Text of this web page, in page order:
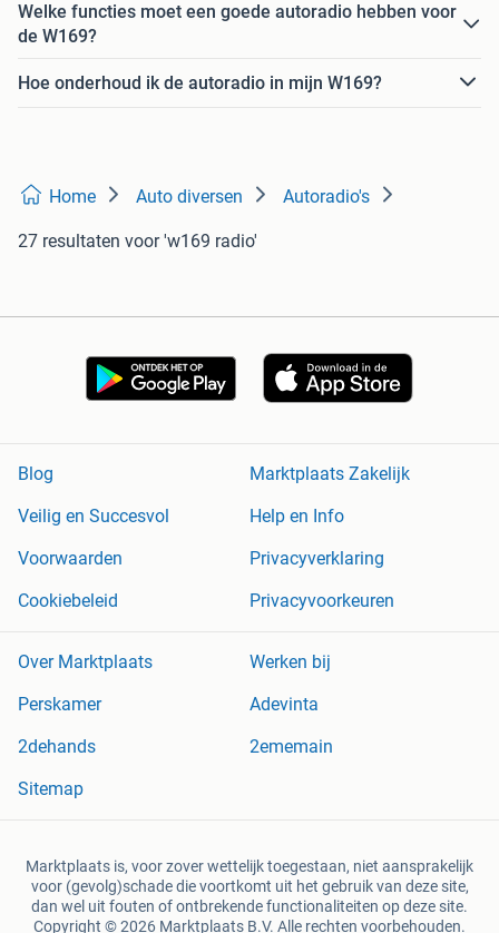
Welke functies moet een goede autoradio hebben voor
de W169?
Hoe onderhoud ik de autoradio in mijn W169?
Home Auto diversen Autoradio's
27 resultaten voor 'w169 radio'
Blog
Marktplaats Zakelijk
Veilig en Succesvol
Help en Info
Voorwaarden
Privacyverklaring
Cookiebeleid
Privacyvoorkeuren
Over Marktplaats
Werken bij
Perskamer
Adevinta
2dehands
2ememain
Sitemap
Marktplaats is, voor zover wettelijk toegestaan, niet aansprakelijk
voor (gevolg)schade die voortkomt uit het gebruik van deze site,
dan wel uit fouten of ontbrekende functionaliteiten op deze site.
Copyright © 2026 Marktplaats B.V. Alle rechten voorbehouden.